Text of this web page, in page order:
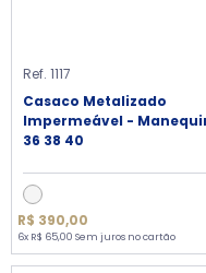
Ref. 1117
Casaco Metalizado
Impermeável -
36 38 40
R$ 390,00
6x R$ 65,00 Sem juros no cartão